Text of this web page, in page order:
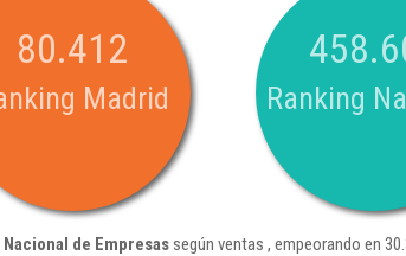
80.412
Madrid Ranking
Nacional de Empresassegún ventas , empeorando en